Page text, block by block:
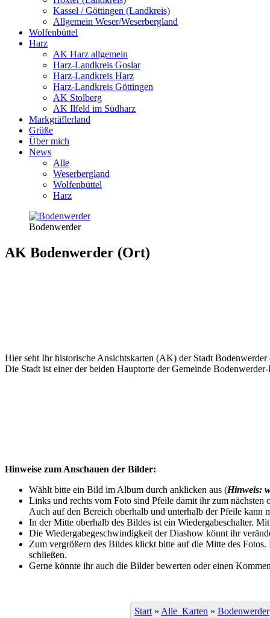
Kassel / Göttingen (Landkreis)
Allgemein Weser/Weserbergland
Wolfenbüttel
Harz
AK Harz allgemein
Harz-Landkreis Goslar
Harz-Landkreis Harz
Harz-Landkreis Göttingen
AK Stolberg
AK Ilfeld im Südharz
Markgräflerland
Grüße
Über mich
News
Alle
Weserbergland
Wolfenbüttel
Harz
Bodenwerder
AK Bodenwerder (Ort)
Hier seht Ihr historische Ansichtskarten (AK) der Stadt Bodenwerder
Die Stadt ist einer der beiden Hauptorte der Gemeinde
Hinweise zum Anschauen der Bilder:
Wählt bitte ein Bild im Album durch anklicken aus (Hinweis:
Links und rechts vom Foto sind Pfeile damit ihr zum
Auch auf den Bereich oberhalb und unterhalb der Pfeile kann
In der Mitte oberhalb des Bildes ist ein Wiedergabeschalter.
Die Wiedergabegeschwindigkeit der Diashow könnt ihr
Zum vergrößern des Bildes klickt bitte auf die Mitte des
schließen.
Gerne könnte ihr auch die Bilder bewerten oder einen
Start » Alle_Karten » Bodenwerder